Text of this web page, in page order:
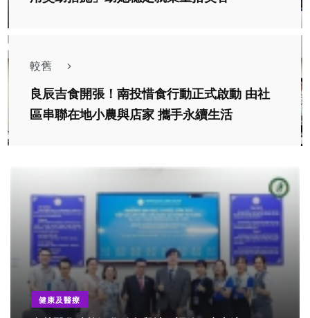
較舊
良辰吉食開張！南投惜食行動正式啟動 由社
區串聯在地小農與店家 攜手永續生活
健康及醫療